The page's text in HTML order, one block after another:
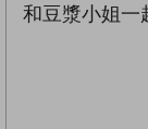
和豆漿小姐一